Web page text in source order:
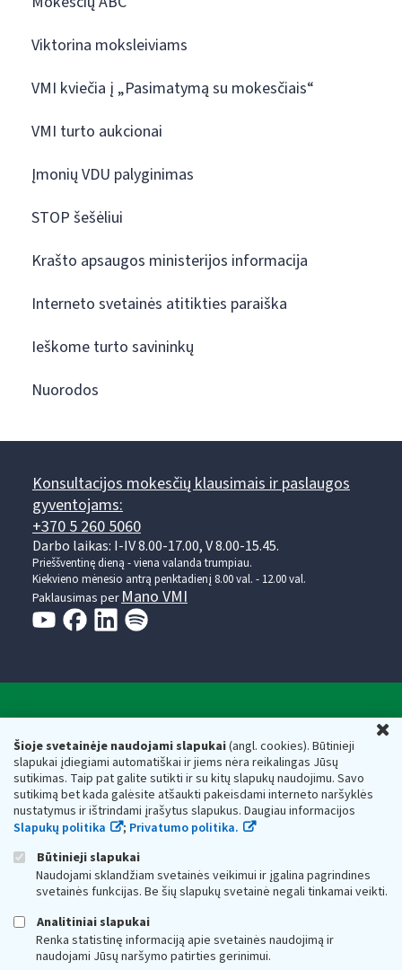
Šioje svetainėje naudojami slapukai(angl. cookies). Būtinieji
slapukai įdiegiami automatiškai ir jiems nėra reikalingas Jūsų
sutikimas. Taip pat galite sutikti ir su kitų slapukų naudojimu. Savo
sutikimą bet kada galėsite atšaukti pakeisdami interneto naršyklės
nustatymus ir ištrindami įrašytus slapukus. Daugiau informacijos
Slapukų politika
; Privatumo politika.
Būtinieji slapukai
Naudojami sklandžiam svetainės veikimui ir įgalina pagrindines
svetainės funkcijas. Be šių slapukų svetainė negali tinkamai veikti.
Analitiniai slapukai
Renka statistinę informaciją apie svetainės naudojimą ir
naudojami Jūsų naršymo patirties gerinimui.
Viktorina moksleiviams
VMI kviečia į „Pasimatymą su mokesčiais“
VMI turto aukcionai
Įmonių VDU palyginimas
STOP šešėliui
Krašto apsaugos ministerijos informacija
Interneto svetainės atitikties paraiška
Ieškome turto savininkų
Nuorodos
Konsultacijos mokesčių klausimais ir paslaugos
gyventojams:
+370 5 260 5060
Darbo laikas: I-IV 8.00-17.00, V 8.00-15.45.
Prieššventinę dieną - viena valanda trumpiau.
Kiekvieno mėnesio antrą penktadienį 8.00 val. - 12.00 val.
Paklausimas per Mano VMI
Respublikos finansų ministerijos
Biudžetinė įstaiga. Juridinio asmens kodas — 188659752,
adresas: Vasario 16-osios g. 14, 01107 Vilnius, Lietuva, el.paštas:
vmi@vmi.lt, E. pristatymo dėžutės adresas 188659752
Duomenys apie Valstybinę mokesčių inspekciją prie Lietuvos
Respublikos finansų ministerijos kaupiami ir saugomi Juridinių